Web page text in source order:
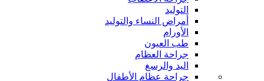
التوليد
أمراض النساء والتوليد
الأورام
طب العيون
جراحة العظام
اليد والرسغ
جراحة عظام الأطفال